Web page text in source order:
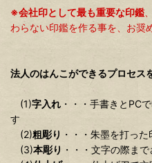
※会社印として最も重要な印鑑
わらない印鑑を作る事を、お奨
法人のはんこができるプロセス
(1)字入れ ・・・手書きとPC
す
(2)粗彫り ・・・朱墨を打っ
(3)本彫り ・・・文字の際ま